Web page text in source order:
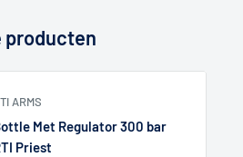
producten
ARMS
Met Regulator 300 bar
Priest